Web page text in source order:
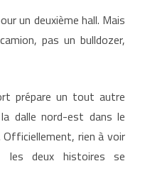
l
r
h
i
o
s
d
e
un deuxième hall. Mais
pas un bulldozer,
prépare un tout autre
dalle nord-est dans le
rien à voir
les deux histoires se